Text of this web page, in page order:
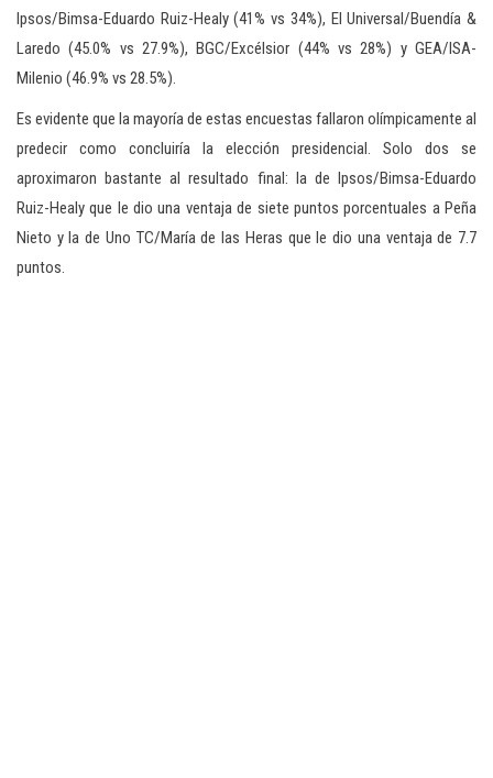
Ipsos/Bimsa-Eduardo Ruiz-Healy (41% vs 34%), El Universal/Buendía &
Laredo (45.0% vs 27.9%), BGC/Excélsior (44% vs 28%) y GEA/ISA-
Milenio (46.9% vs 28.5%).
Es evidente que la mayoría de estas encuestas fallaron olímpicamente al
predecir como concluiría la elección presidencial. Solo dos se
aproximaron bastante al resultado final: la de Ipsos/Bimsa-Eduardo
Ruiz-Healy que le dio una ventaja de siete puntos porcentuales a Peña
Nieto y la de Uno TC/María de las Heras que le dio una ventaja de 7.7
puntos.